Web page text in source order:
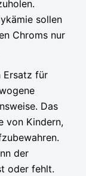
sollen
Chroms nur
Ersatz für
Das
von Kindern,
der
oder fehlt.